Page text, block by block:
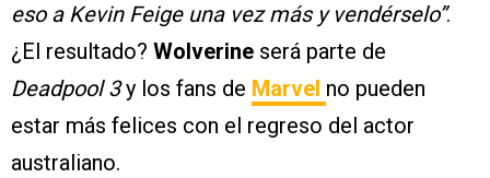
eso a Kevin Feige una vez más y vendérselo”.
¿El resultado? Wolverine será parte de
Deadpool 3y los fans de Marvel no pueden
estar más felices con el regreso del actor
australiano.